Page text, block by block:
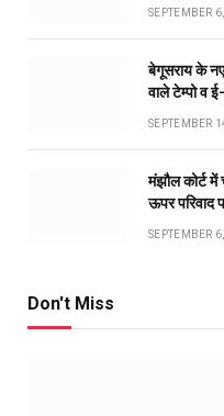
SEPTEMBER
बेगूसराय के
वाले टेम्पो व
SEPTEMBER
मंझौल कोर्ट में
ऊपर परिवाद
SEPTEMBER
Don't Miss